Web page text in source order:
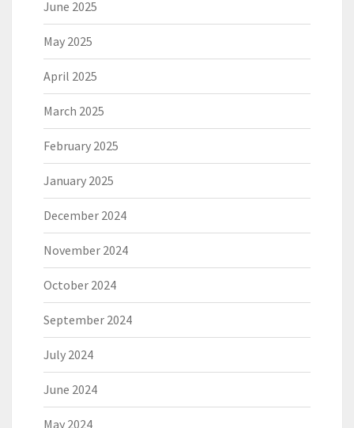
June 2025
May 2025
April 2025
March 2025
February 2025
January 2025
December 2024
November 2024
October 2024
September 2024
July 2024
June 2024
May 2024